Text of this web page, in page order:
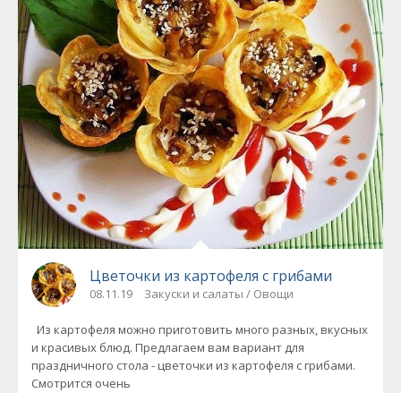
Цветочки из картофеля с грибами
08.11.19 Закуски и салаты / Овощи
Из картофеля можно приготовить много разных, вкусных
и красивых блюд. Предлагаем вам вариант для
праздничного стола - цветочки из картофеля с грибами.
Смотрится очень